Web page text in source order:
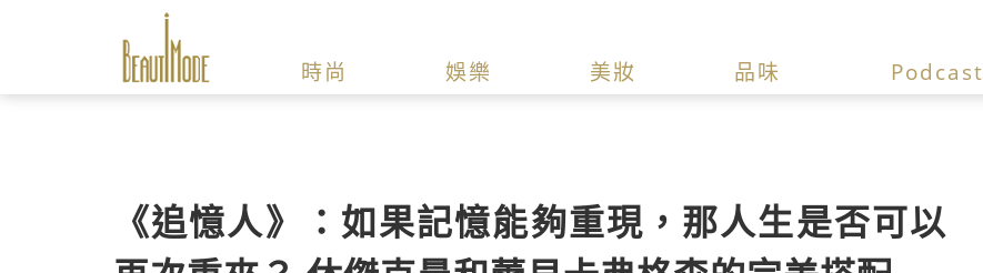
時尚 娛樂 美妝 品味 Podcast
《追憶人》：如果記憶能夠重現，那人生是否可以